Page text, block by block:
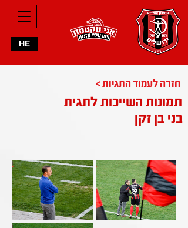
HE
< חזרה לעמוד התגיות
תמונות השייכות לתגית
בני בן זקן